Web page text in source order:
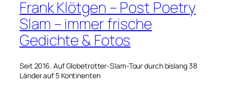
Frank Klötgen – Post Poetry
Slam – immer frische
Gedichte & Fotos
Seit 2016. Auf Globetrotter-Slam-Tour durch bislang 38
Länder auf 5 Kontinenten